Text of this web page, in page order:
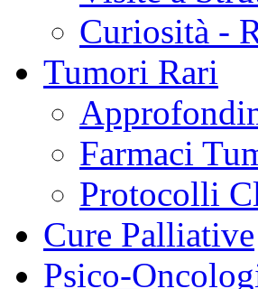
Curiosità -
Tumori Rari
Farmaci
Protocolli
Cure Palliative
Psico-